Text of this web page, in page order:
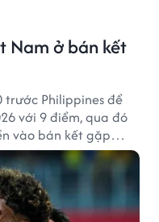
Nam ở bán kết
trước Philippines để
với 9 điểm, qua đó
vào bán kết gặp